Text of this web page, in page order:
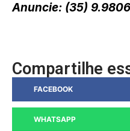
Anuncie: (35)
Compartilhe
FACEBOOK
WHATSAPP